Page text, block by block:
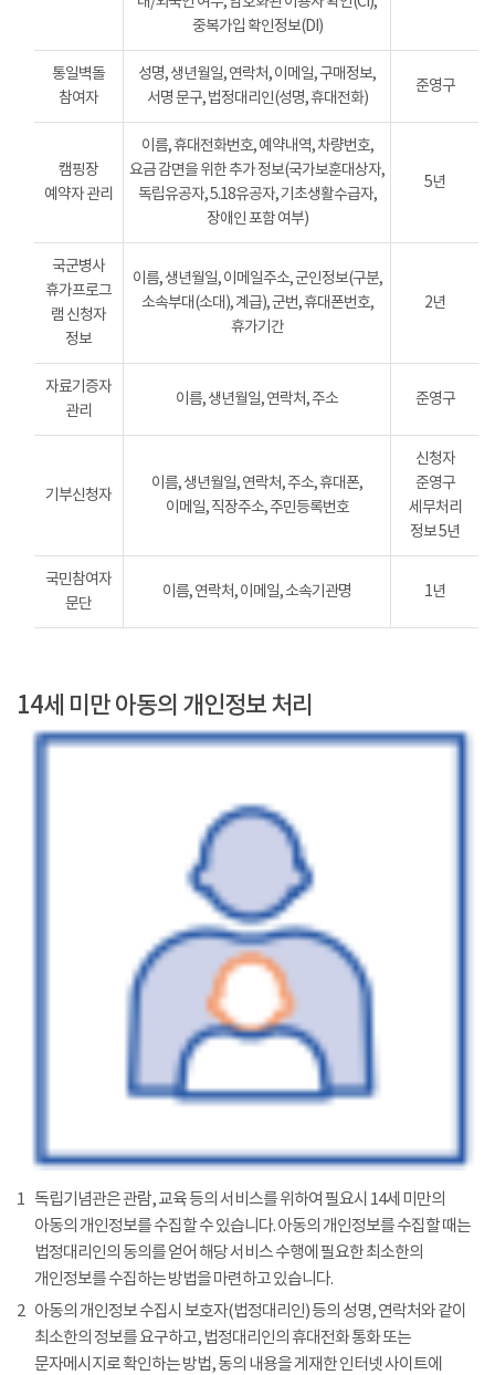
중복가입 확인정보(DI)
통일벽돌
참여자
성명, 생년월일, 연락처, 이메일, 구매정보,
서명 문구, 법정대리인(성명, 휴대전화)
준영구
캠핑장
예약자 관리
이름, 휴대전화번호, 예약내역, 차량번호,
요금 감면을 위한 추가 정보(국가보훈대상자,
독립유공자, 5.18유공자, 기초생활수급자,
장애인 포함 여부)
5년
국군병사
휴가프로그
램 신청자
정보
이름, 생년월일, 이메일주소, 군인정보(구분,
소속부대(소대), 계급), 군번, 휴대폰번호,
휴가기간
2년
자료기증자
관리
이름, 생년월일, 연락처, 주소 준영구
기부신청자
이름, 생년월일, 연락처, 주소, 휴대폰,
이메일, 직장주소, 주민등록번호
신청자
준영구
세무처리
정보 5년
국민참여자
문단
이름, 연락처, 이메일, 소속기관명 1년
14세 미만 아동의 개인정보 처리
1 독립기념관은 관람, 교육 등의 서비스를 위하여 필요시 14세 미만의
아동의 개인정보를 수집할 수 있습니다. 아동의 개인정보를 수집할 때는
법정대리인의 동의를 얻어 해당 서비스 수행에 필요한 최소한의
개인정보를 수집하는 방법을 마련하고 있습니다.
2 아동의 개인정보 수집시 보호자(법정대리인) 등의 성명, 연락처와 같이
최소한의 정보를 요구하고, 법정대리인의 휴대전화 통화 또는
문자메시지로 확인하는 방법, 동의 내용을 게재한 인터넷 사이트에